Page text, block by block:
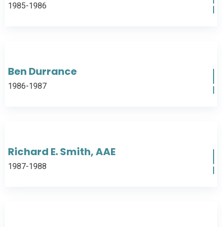
1985-1986
Ben Durrance
1986-1987
Richard E. Smith, AAE
1987-1988